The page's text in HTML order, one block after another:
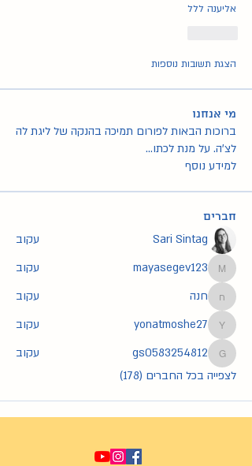
אליענה ללל
הצגת תשובות נוספות
מי אנחנו
ברוכות הבאות לפורום תמיכה בהנקה של ליגת לה
לצ'ה. על מנת לכתו...
למידע נוסף
חברים
Sari Sintag עקוב
mayasegev123
mayasegev123 עקוב
חנהחנה עקוב
yonatmoshe27
yonatmoshe27 עקוב
gs0583254812
gs0583254812
עקוב
לצפייה בכל החברים (178)